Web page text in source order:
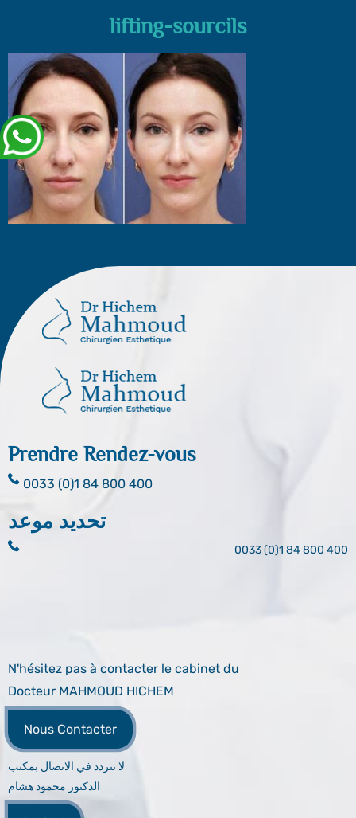
lifting-sourcils
Prendre Rendez-vous
0033 (0)1 84 800 400
تحديد موعد
0033 (0)1 84 800 400
N'hésitez pas à contacter le cabinet du
Docteur MAHMOUD HICHEM
Nous Contacter
لا تتردد في الاتصال بمكتب
الدكتور محمود هشام